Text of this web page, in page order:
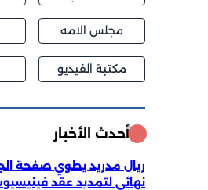
مجلس الامه
مكتبة الفيديو
أحدث الأخبار
ريال مدريد يطوي صفحة
نهائي لتمديد عقد